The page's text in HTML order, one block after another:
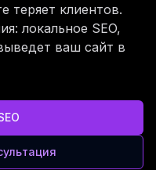
теряет клиентов.
локальное SEO,
ваш сайт в